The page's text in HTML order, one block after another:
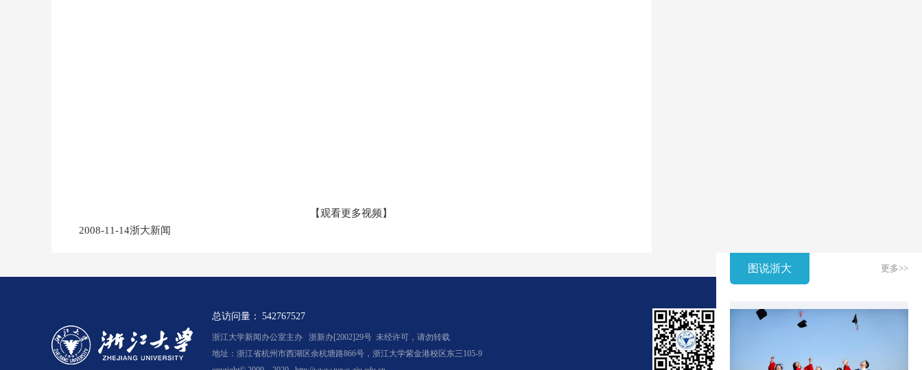
【观看更多视频】
2008-11-14浙大新闻
图说浙大 更多>>
总访问量： 542767527
浙江大学新闻办公室主办 浙新办[2002]29号 未经许可，请勿转载
地址：浙江省杭州市西湖区余杭塘路866号，浙江大学紫金港校区东三105-9